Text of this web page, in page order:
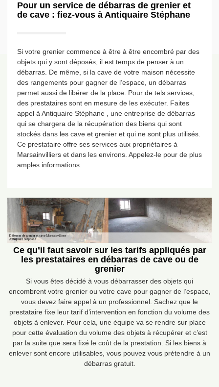
Pour un service de débarras de grenier et
de cave : fiez-vous à Antiquaire Stéphane
Si votre grenier commence à être à être encombré par des
objets qui y sont déposés, il est temps de penser à un
débarras. De même, si la cave de votre maison nécessite
des rangements pour gagner de l’espace, un débarras
permet aussi de libérer de la place. Pour de tels services,
des prestataires sont en mesure de les exécuter. Faites
appel à Antiquaire Stéphane , une entreprise de débarras
qui se chargera de la récupération des biens qui sont
stockés dans les cave et grenier et qui ne sont plus utilisés.
Ce prestataire offre ses services aux propriétaires à
Marsainvilliers et dans les environs. Appelez-le pour de plus
amples informations.
Ce qu’il faut savoir sur les tarifs appliqués par
les prestataires en débarras de cave ou de
grenier
Si vous êtes décidé à vous débarrasser des objets qui
encombrent votre grenier ou votre cave pour gagner de l’espace,
vous devez faire appel à un professionnel. Sachez que le
prestataire fixe leur tarif d’intervention en fonction du volume des
objets à enlever. Pour cela, une équipe va se rendre sur place
pour cette évaluation du volume des objets à récupérer et c’est
par la suite que sera fixé le coût de la prestation. Si les biens à
enlever sont encore utilisables, vous pouvez vous prétendre à un
débarras gratuit.